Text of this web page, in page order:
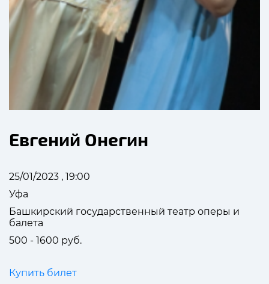
Евгений Онегин
25/01/2023 , 19:00
Уфа
Башкирский государственный театр оперы и
балета
500 - 1600 руб.
Купить билет